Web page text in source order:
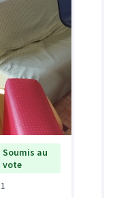
Soumis au
vote
1